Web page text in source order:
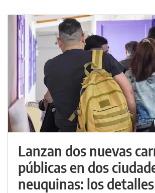
Lanzan dos nuevas
públicas en dos
neuquinas: los detalles